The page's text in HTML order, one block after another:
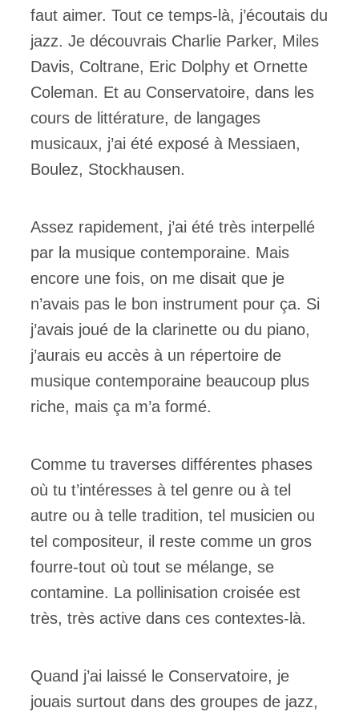
faut aimer. Tout ce temps-là, j’écoutais du
jazz. Je découvrais Charlie Parker, Miles
Davis, Coltrane, Eric Dolphy et Ornette
Coleman. Et au Conservatoire, dans les
cours de littérature, de langages
musicaux, j’ai été exposé à Messiaen,
Boulez, Stockhausen.
Assez rapidement, j’ai été très interpellé
par la musique contemporaine. Mais
encore une fois, on me disait que je
n’avais pas le bon instrument pour ça. Si
j’avais joué de la clarinette ou du piano,
j’aurais eu accès à un répertoire de
musique contemporaine beaucoup plus
riche, mais ça m’a formé.
Comme tu traverses différentes phases
où tu t’intéresses à tel genre ou à tel
autre ou à telle tradition, tel musicien ou
tel compositeur, il reste comme un gros
fourre-tout où tout se mélange, se
contamine. La pollinisation croisée est
très, très active dans ces contextes-là.
Quand j’ai laissé le Conservatoire, je
jouais surtout dans des groupes de jazz,